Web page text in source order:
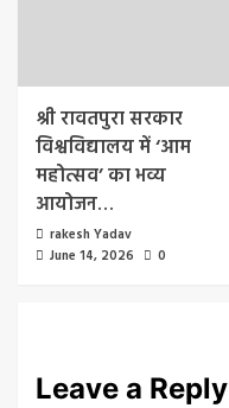
श्री रावतपुरा सरकार
विश्वविद्यालय में ‘आम
महोत्सव’ का भव्य
आयोजन…
rakesh Yadav
June 14, 2026
0
Leave a Reply